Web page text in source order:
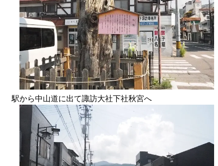
駅から中山道に出て諏訪大社下社秋宮へ